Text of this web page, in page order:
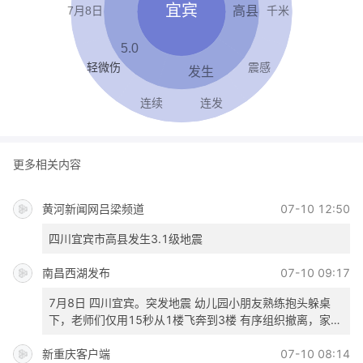
更多相关内容
黄河新闻网吕梁频道 07-10 12:50
四川宜宾市高县发生3.1级地震
南昌西湖发布 07-10 09:17
7月8日 四川宜宾。突发地震 幼儿园小朋友熟练抱头躲桌
下，老师们仅用15秒从1楼飞奔到3楼 有序组织撤离，家长
老师无所不能 #厉害了 #感动瞬间
新重庆客户端 07-10 08:14